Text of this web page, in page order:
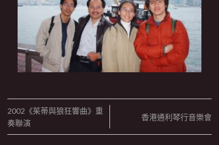
2002《茱蒂與狼狂響曲》重
奏聯演
香港通利琴行音樂會